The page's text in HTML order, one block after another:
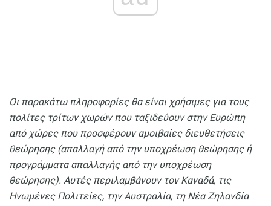
Οι παρακάτω πληροφορίες θα είναι χρήσιμες για τους
πολίτες τρίτων χωρών που ταξιδεύουν στην Ευρώπη
από χώρες που προσφέρουν αμοιβαίες διευθετήσεις
θεώρησης (απαλλαγή από την υποχρέωση θεώρησης ή
προγράμματα απαλλαγής από την υποχρέωση
θεώρησης). Αυτές περιλαμβάνουν τον Καναδά, τις
Ηνωμένες Πολιτείες, την Αυστραλία, τη Νέα Ζηλανδία